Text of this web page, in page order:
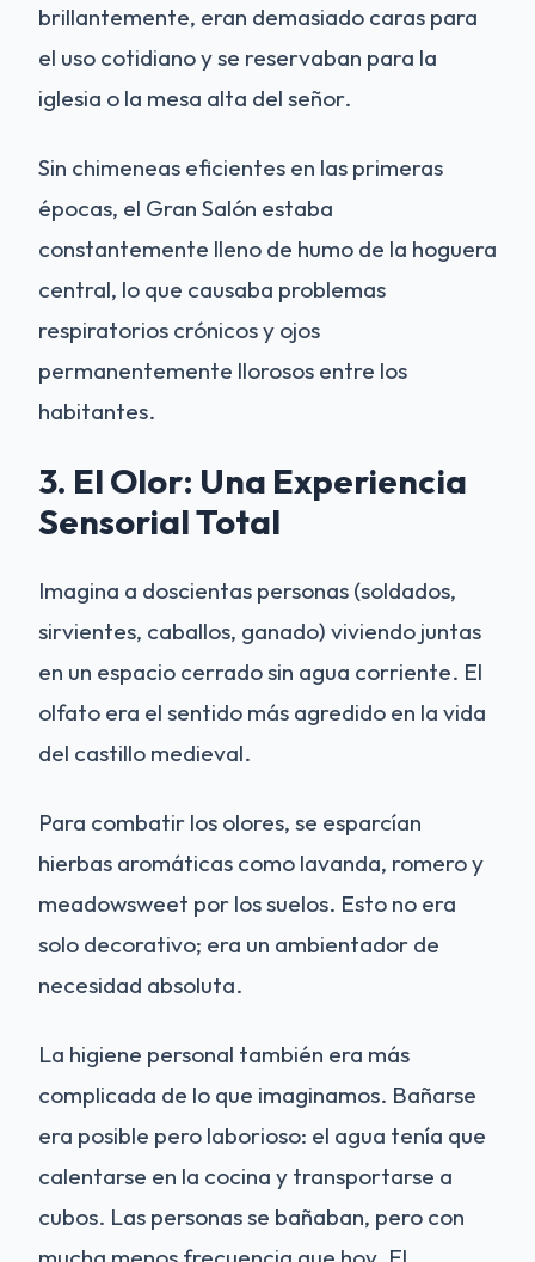
brillantemente, eran demasiado caras para
el uso cotidiano y se reservaban para la
iglesia o la mesa alta del señor.
Sin chimeneas eficientes en las primeras
épocas, el Gran Salón estaba
constantemente lleno de humo de la hoguera
central, lo que causaba problemas
respiratorios crónicos y ojos
permanentemente llorosos entre los
habitantes.
3. El Olor: Una Experiencia
Sensorial Total
Imagina a doscientas personas (soldados,
sirvientes, caballos, ganado) viviendo juntas
en un espacio cerrado sin agua corriente. El
olfato era el sentido más agredido en la vida
del castillo medieval.
Para combatir los olores, se esparcían
hierbas aromáticas como lavanda, romero y
meadowsweet por los suelos. Esto no era
solo decorativo; era un ambientador de
necesidad absoluta.
La higiene personal también era más
complicada de lo que imaginamos. Bañarse
era posible pero laborioso: el agua tenía que
calentarse en la cocina y transportarse a
cubos. Las personas se bañaban, pero con